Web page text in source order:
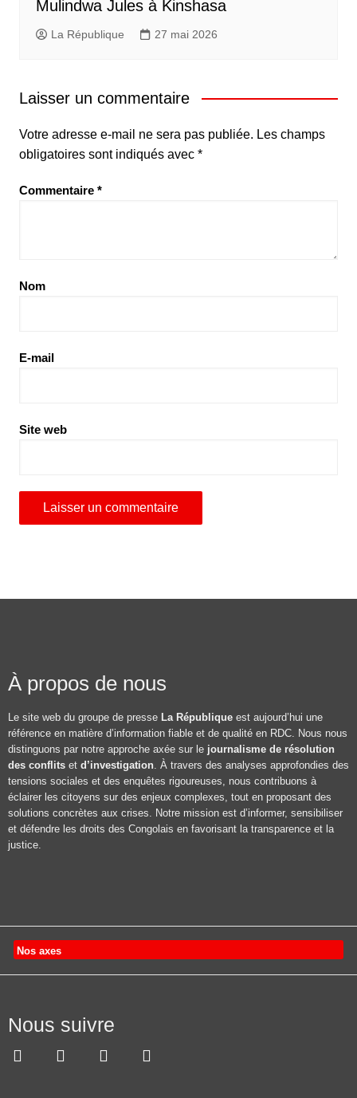
Mulindwa Jules à Kinshasa
La République 27 mai 2026
Laisser un commentaire
Votre adresse e-mail ne sera pas publiée. Les champs
obligatoires sont indiqués avec *
Commentaire *
Nom
E-mail
Site web
À propos de nous
Le site web du groupe de presse La République est aujourd’hui une
référence en matière d’information fiable et de qualité en RDC. Nous nous
distinguons par notre approche axée sur le journalisme de résolution
des conflits et d’investigation. À travers des analyses approfondies des
tensions sociales et des enquêtes rigoureuses, nous contribuons à
éclairer les citoyens sur des enjeux complexes, tout en proposant des
solutions concrètes aux crises. Notre mission est d’informer, sensibiliser
et défendre les droits des Congolais en favorisant la transparence et la
justice.
Nos axes
Nous suivre